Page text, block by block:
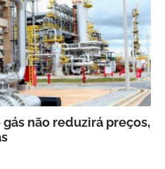
não reduzirá preços,